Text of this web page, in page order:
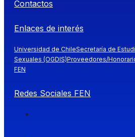
Contactos
Enlaces de interés
Universidad de ChileSecretaría de
Sexuales (OGDIS)Proveedores/
FEN
Redes Sociales FEN